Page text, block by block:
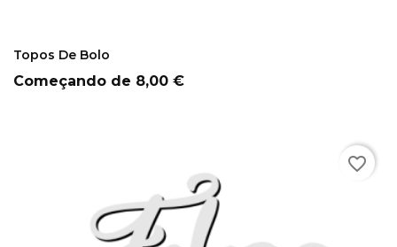
Topos De Bolo
Começando de Preço
8,00 €
favorite_border